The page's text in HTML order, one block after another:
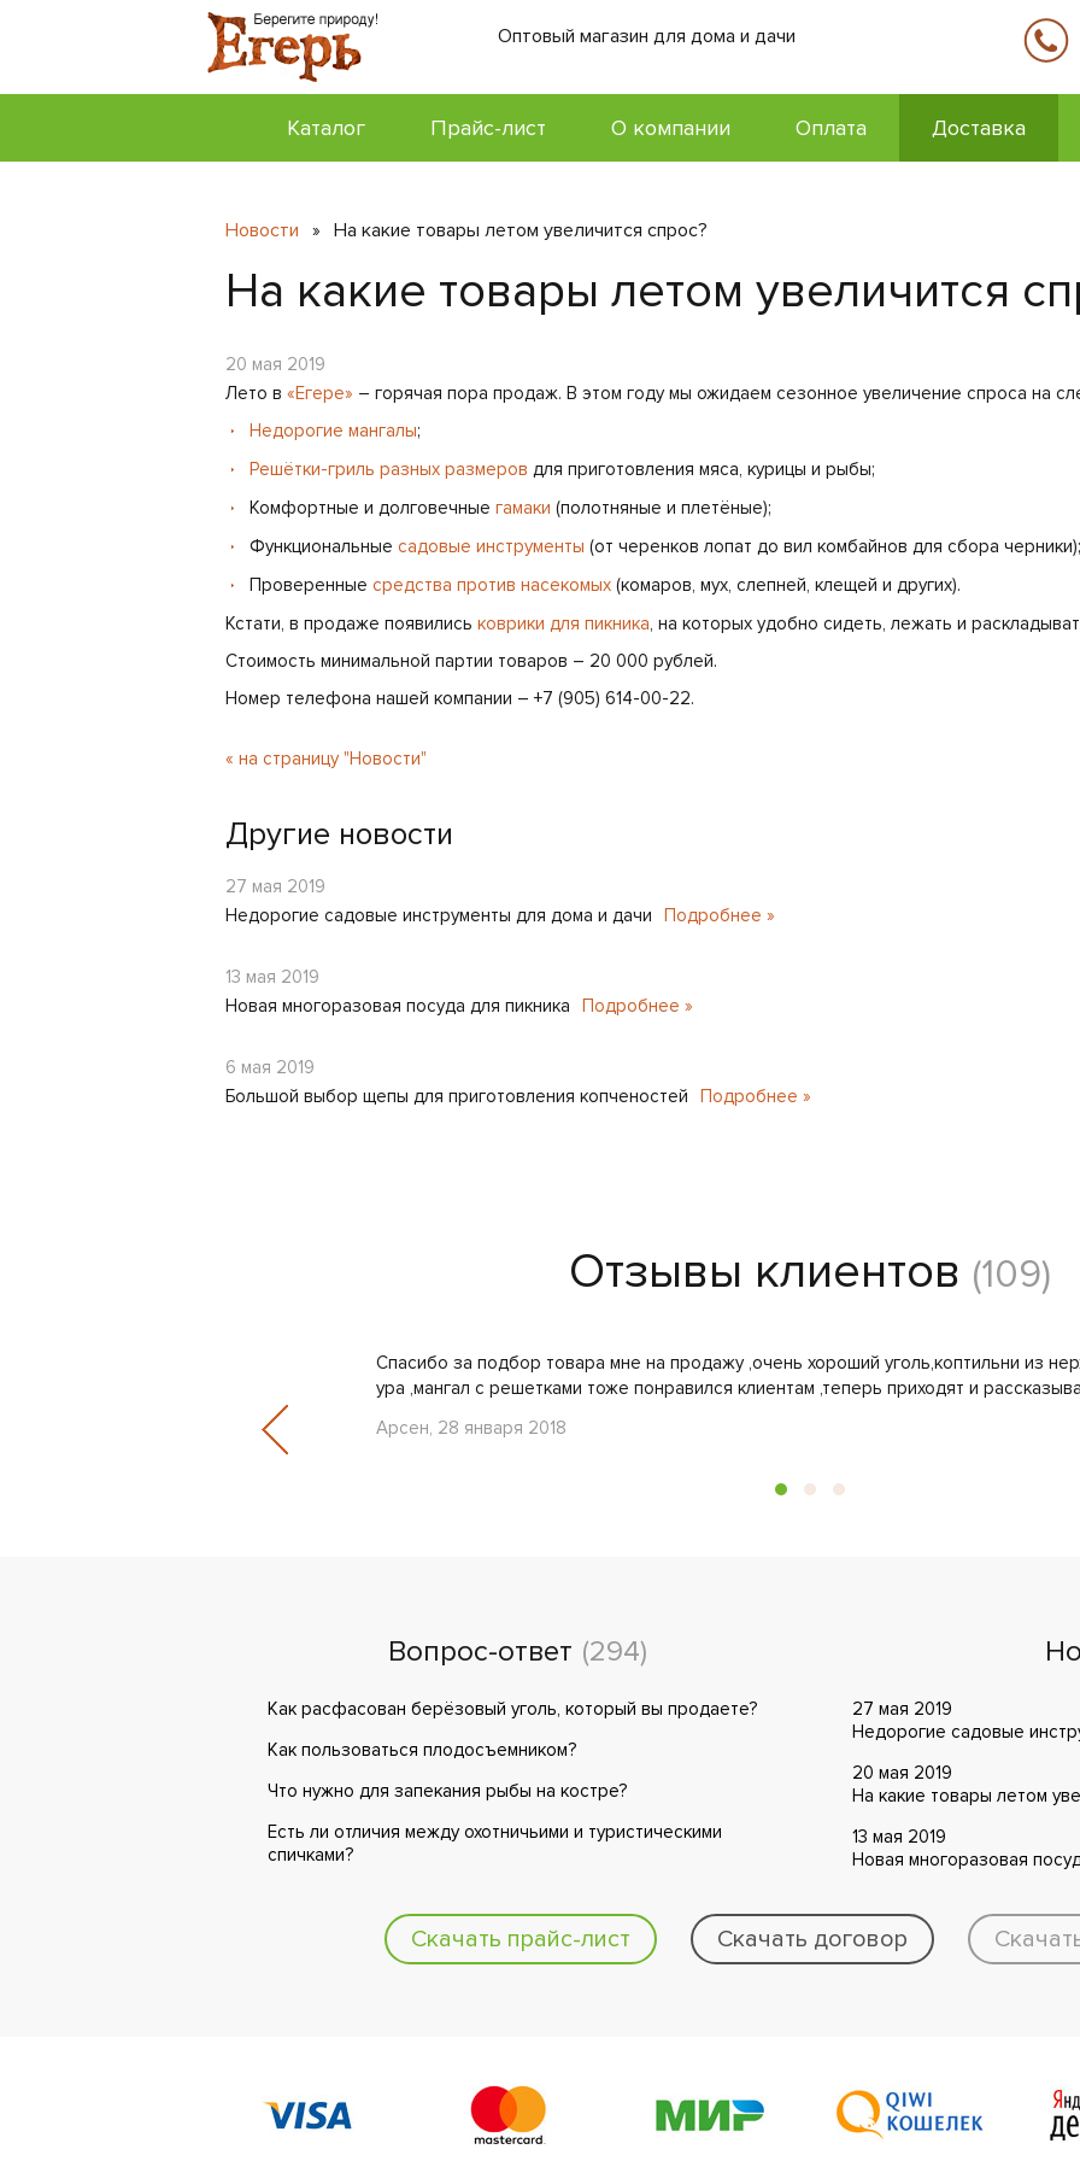
Оптовый магазин для дома и дачи
Каталог Прайс-лист О компании Оплата Доставка
Новости » На какие товары летом увеличится спрос?
На какие товары летом увеличится
20 мая 2019
Лето в «Егере» – горячая пора продаж. В этом году мы ожидаем сезонное увеличение спроса на
Недорогие мангалы;
Решётки-гриль разных размеров для приготовления мяса, курицы и рыбы;
Комфортные и долговечные гамаки (полотняные и плетёные);
Функциональные садовые инструменты (от черенков лопат до вил комбайнов для сбора черники);
Проверенные средства против насекомых (комаров, мух, слепней, клещей и других).
Кстати, в продаже появились коврики для пикника, на которых удобно сидеть, лежать и
Стоимость минимальной партии товаров – 20 000 рублей.
Номер телефона нашей компании – +7 (905) 614-00-22.
« на страницу "Новости"
Другие новости
27 мая 2019
Недорогие садовые инструменты для дома и дачи
Подробнее »
13 мая 2019
Новая многоразовая посуда для пикника
Подробнее »
6 мая 2019
Большой выбор щепы для приготовления копченостей
Подробнее »
Отзывы клиентов (109)
Спасибо за подбор товара мне на продажу ,очень хороший уголь,коптильни из
ура ,мангал с решетками тоже понравился клиентам ,теперь приходят и
Арсен, 28 января 2018
Вопрос-ответ (294)
Как расфасован берёзовый уголь, который вы продаете?
Как пользоваться плодосъемником?
Что нужно для запекания рыбы на костре?
Есть ли отличия между охотничьими и туристическими
спичками?
27 мая 2019
Недорогие садовые
20 мая 2019
На какие товары летом
13 мая 2019
Новая многоразовая
Скачать прайс-лист Скачать договор